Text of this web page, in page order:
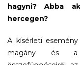
hagyni? Abba
hercegen?
A kísérleti
magány és a